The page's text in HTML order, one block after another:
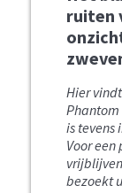
ruiten
Hier
Phantom
is tevens
Voor
bezoekt